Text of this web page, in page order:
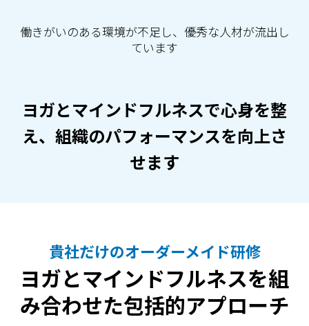
働きがいのある環境が不足し、優秀な人材が流出し
ています
ヨガとマインドフルネスで心身を整
え、組織のパフォーマンスを向上さ
せます
貴社だけのオーダーメイド研修
ヨガとマインドフルネスを組
み合わせた包括的アプローチ